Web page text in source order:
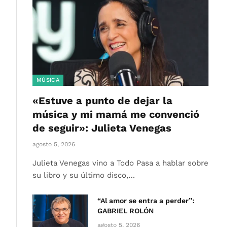
MÚSICA
«Estuve a punto de dejar la
música y mi mamá me convenció
de seguir»: Julieta Venegas
agosto 5, 2026
Julieta Venegas vino a Todo Pasa a hablar sobre
su libro y su último disco,…
“Al amor se entra a perder”:
GABRIEL ROLÓN
agosto 5, 2026